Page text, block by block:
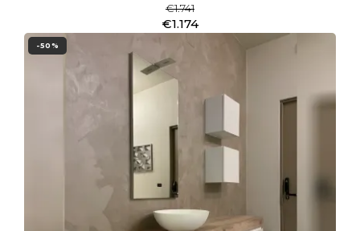
€1.741
€1.174
-50%